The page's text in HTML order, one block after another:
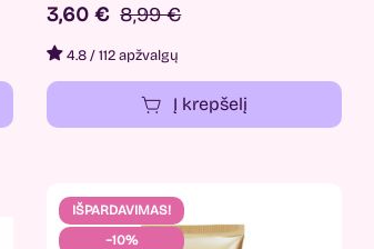
3,60 € 8,99 €
4.8/112 apžvalgų
Į krepšelį
IŠPARDAVIMAS!
−10%